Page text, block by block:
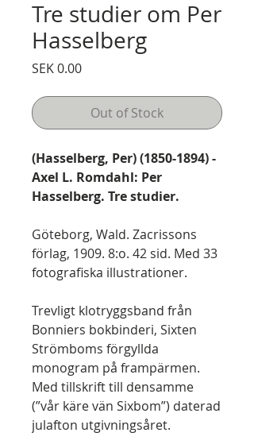
Tre studier om Per
Hasselberg
SEK 0.00Price
Out of Stock
(Hasselberg, Per) (1850-1894) -
Axel L. Romdahl: Per
Hasselberg. Tre studier.
Göteborg, Wald. Zacrissons
förlag, 1909. 8:o. 42 sid. Med 33
fotografiska illustrationer.
Trevligt klotryggsband från
Bonniers bokbinderi, Sixten
Strömboms förgyllda
monogram på frampärmen.
Med tillskrift till densamme
(”vår käre vän Sixbom”) daterad
julafton utgivningsåret.